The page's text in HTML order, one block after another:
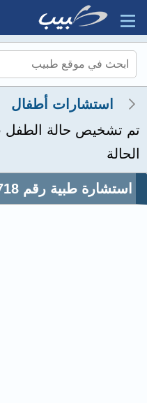
استشارات أطفال
الحالة
استشارة طبية رقم 40718